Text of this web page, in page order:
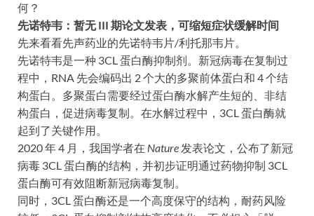
何？
先诺特韦：暂无 III 期论文发表，可缩短症状缓解时间
先来看看先声药业的先诺特韦片/利托那韦片。
先诺特韦是一种 3CL 蛋白酶抑制剂。新冠病毒在复制过
程中，RNA 先会编码出 2 个大的多聚前体蛋白和 4 个结
构蛋白。多聚蛋白需要经过蛋白酶水解产生短的、非结
构蛋白，促进病毒复制。在水解过程中，3CL 蛋白酶就
起到了关键作用。
2020 年 4 月，我国学者在 Nature 发表论文，公布了新冠
病毒 3CL 蛋白酶的结构，并初步证明通过药物抑制 3CL
蛋白酶可有效阻断新冠病毒复制。
同时，3CL 蛋白酶还是一个高度保守的结构，耐药风险